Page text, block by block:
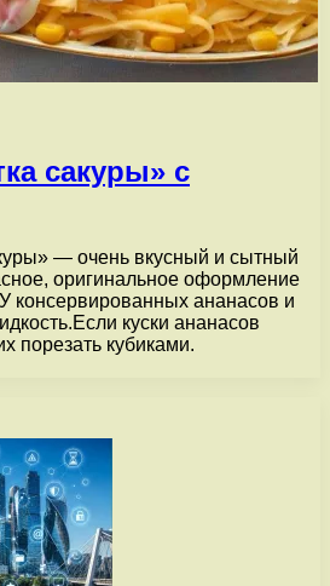
сакуры» с
— очень вкусный и сытный
оригинальное оформление
консервированных ананасов и
куски ананасов
порезать кубиками.